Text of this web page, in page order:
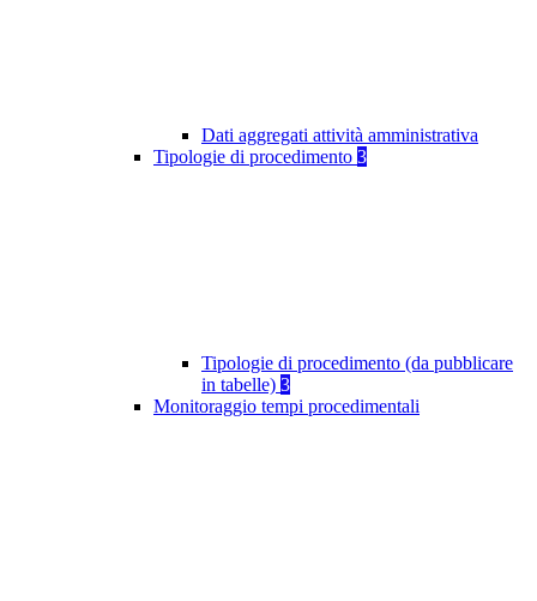
Dati aggregati attività amministrativa
Tipologie di procedimento 3
Tipologie di procedimento (da pubblicare
in tabelle) 3
Monitoraggio tempi procedimentali